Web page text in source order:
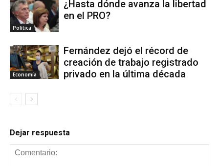
Política
¿Hasta dónde avanza la libertad
en el PRO?
Economía
Fernández dejó el récord de
creación de trabajo registrado
privado en la última década
Dejar respuesta